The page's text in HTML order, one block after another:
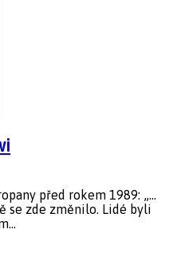
před rokem 1989: „...
se zde změnilo. Lidé byli